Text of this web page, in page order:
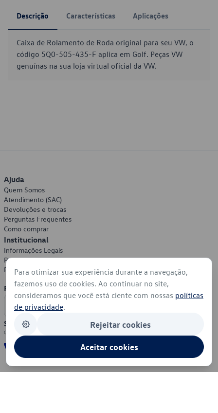
Descrição Características Aplicações
Caixa de Rolamento de Roda original para seu VW, o
código 5Q0-505-435-F aplica em Golf. Peças VW
genuínas na sua loja virtual oficial da VW.
Ajuda
Quem Somos
Atendimento (SAC)
Devoluções e trocas
Perguntas Frequentes
Como comprar
Institucional
Informações Legais
Política de Privacidade
Política de Cookies
Formas de Pagamento
Segurança
Para otimizar sua experiência durante a navegação,
fazemos uso de cookies. Ao continuar no site,
consideramos que você está ciente com nossas políticas
de privacidade.
Rejeitar cookies
Aceitar cookies